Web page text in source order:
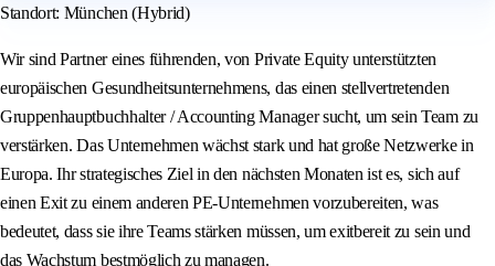
Standort: München (Hybrid)
Wir sind Partner eines führenden, von Private Equity unterstützten
europäischen Gesundheitsunternehmens, das einen stellvertretenden
Gruppenhauptbuchhalter / Accounting Manager sucht, um sein Team zu
verstärken. Das Unternehmen wächst stark und hat große Netzwerke in
Europa. Ihr strategisches Ziel in den nächsten Monaten ist es, sich auf
einen Exit zu einem anderen PE-Unternehmen vorzubereiten, was
bedeutet, dass sie ihre Teams stärken müssen, um exitbereit zu sein und
das Wachstum bestmöglich zu managen.